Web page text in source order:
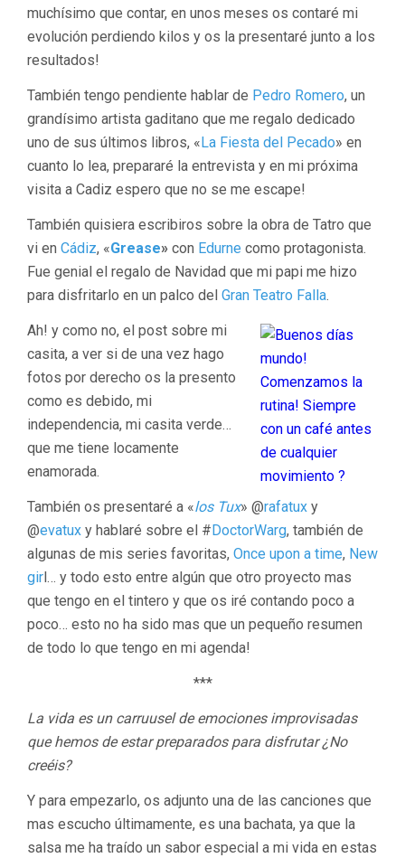
muchísimo que contar, en unos meses os contaré mi
evolución perdiendo kilos y os la presentaré junto a los
resultados!
También tengo pendiente hablar de Pedro Romero, un
grandísimo artista gaditano que me regalo dedicado
uno de sus últimos libros, « La Fiesta del Pecado» en
cuanto lo lea, prepararé la entrevista y en mi próxima
visita a Cadiz espero que no se me escape!
También quisiera escribiros sobre la obra de Tatro que
vi en Cádiz, «Grease» con Edurne como protagonista.
Fue genial el regalo de Navidad que mi papi me hizo
para disfritarlo en un palco del Gran Teatro Falla.
Ah! y como no, el post sobre mi
casita, a ver si de una vez hago
fotos por derecho os la presento
como es debido, mi
independencia, mi casita verde…
que me tiene locamente
enamorada.
También os presentaré a «los Tux» @rafatux y
@evatux y hablaré sobre el # DoctorWarg, también de
algunas de mis series favoritas, Once upon a time, New
gir l… y todo esto entre algún que otro proyecto mas
que tengo en el tintero y que os iré contando poco a
poco… esto no ha sido mas que un pequeño resumen
de todo lo que tengo en mi agenda!
***
La vida es un carruusel de emociones improvisadas
que hemos de estar preparados para disfrutar ¿No
creéis?
Y para empezarlo, os adjunto una de las canciones que
mas escucho últimamente, es una bachata, ya que la
salsa me ha traído un sabor especial a mi vida en estas